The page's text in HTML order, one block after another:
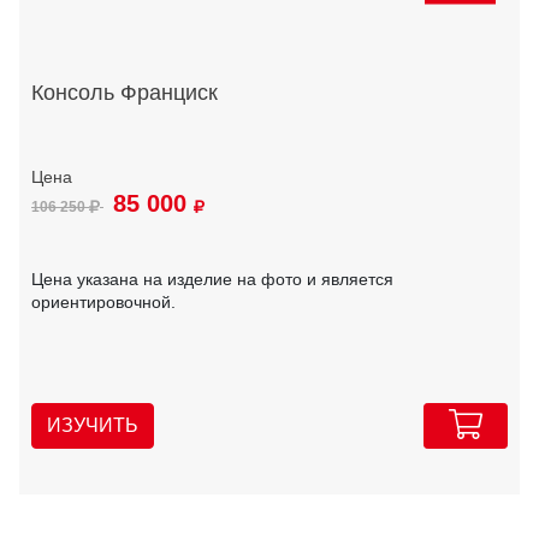
Консоль Франциск
106 250 85 000
Цена указана на изделие на фото и является
ориентировочной.
ИЗУЧИТЬ